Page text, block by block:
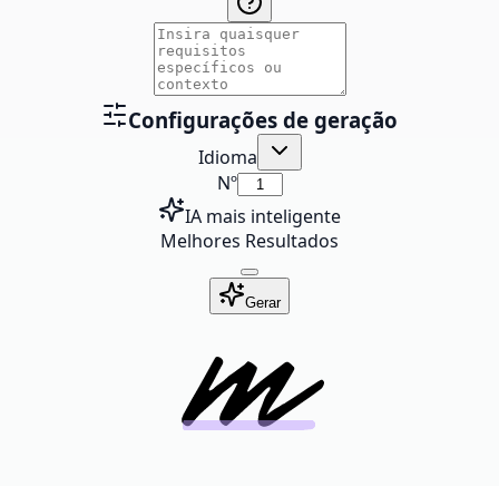
Configurações de geração
Idioma
Nº
IA mais inteligente
Melhores Resultados
Gerar